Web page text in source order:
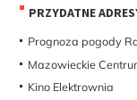
PRZYDATNE
Prognoza pogody
Mazowieckie
Kino Elektrownia